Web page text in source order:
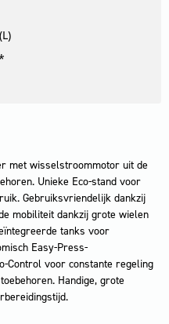
met wisselstroommotor uit de
Unieke Eco-stand voor
Gebruiksvriendelijk dankzij
mobiliteit dankzij grote wielen
tanks voor
Easy-Press-
Control voor constante regeling
Handige, grote